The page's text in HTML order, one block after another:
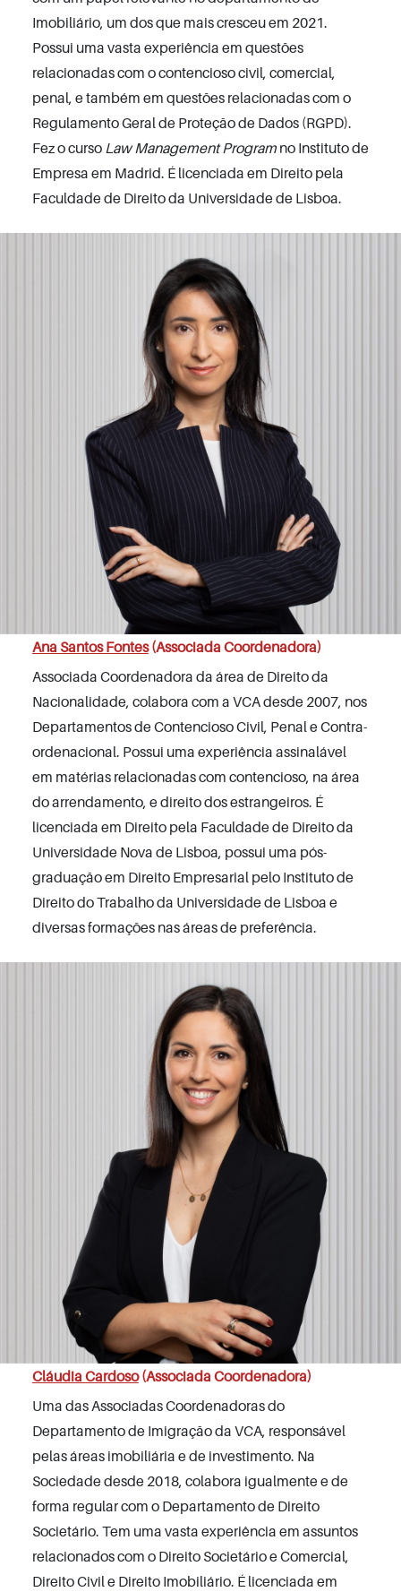
Imobiliário, um dos que mais cresceu em 2021.
Possui uma vasta experiência em questões
relacionadas com o contencioso civil, comercial,
penal, e também em questões relacionadas com o
Regulamento Geral de Proteção de Dados (RGPD).
Fez o curso Law Management Programno Instituto de
Empresa em Madrid. É licenciada em Direito pela
Faculdade de Direito da Universidade de Lisboa.
Ana Santos Fontes(Associada Coordenadora)
Associada Coordenadora da área de Direito da
Nacionalidade, colabora com a VCA desde 2007, nos
Departamentos de Contencioso Civil, Penal e Contra-
ordenacional. Possui uma experiência assinalável
em matérias relacionadas com contencioso, na área
do arrendamento, e direito dos estrangeiros. É
licenciada em Direito pela Faculdade de Direito da
Universidade Nova de Lisboa, possui uma pós-
graduação em Direito Empresarial pelo Instituto de
Direito do Trabalho da Universidade de Lisboa e
diversas formações nas áreas de preferência.
Cláudia Cardoso(Associada Coordenadora)
Uma das Associadas Coordenadoras do
Departamento de Imigração da VCA, responsável
pelas áreas imobiliária e de investimento. Na
Sociedade desde 2018, colabora igualmente e de
forma regular com o Departamento de Direito
Societário. Tem uma vasta experiência em assuntos
relacionados com o Direito Societário e Comercial,
Direito Civil e Direito Imobiliário. É licenciada em